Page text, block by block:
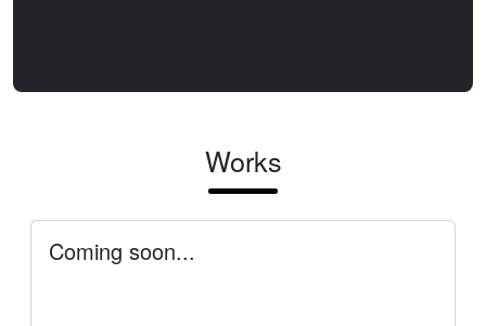
Works
Coming soon...